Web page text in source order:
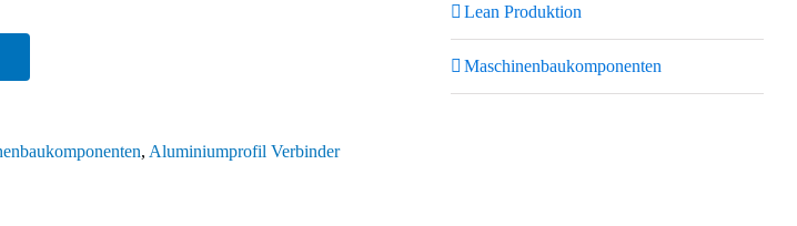
, Aluminiumprofil Verbinder
Lean Produktion
Maschinenbaukomponenten